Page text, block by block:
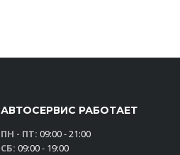
АВТОСЕРВИС РАБОТАЕТ
ПН - ПТ: 09:00 - 21:00
СБ: 09:00 - 19:00